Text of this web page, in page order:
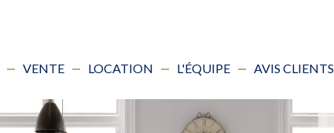
VENTE LOCATION L'ÉQUIPE AVIS CLIENTS